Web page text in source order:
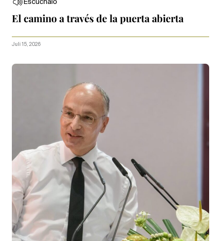
Escúchalo
El camino a través de la puerta abierta
Juli 15, 2026